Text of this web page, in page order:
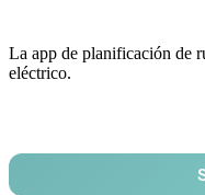
La app de planificación de
eléctrico.